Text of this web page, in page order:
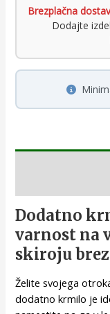
Brezplačna
Dodajte
Dodatno
varnost na
skiroju
Želite svojega
dodatno krmilo je